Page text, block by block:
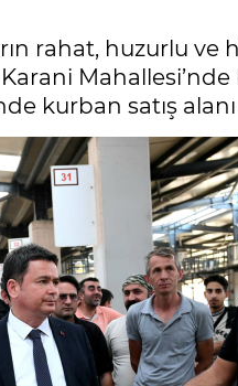
rahat, huzurlu
kurban satış